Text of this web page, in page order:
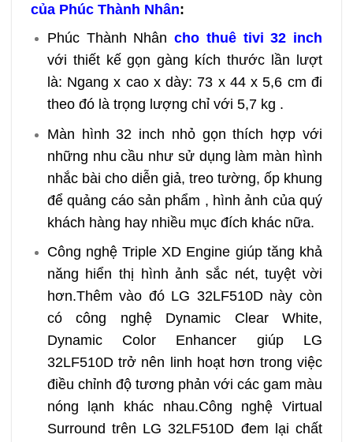
của Phúc Thành Nhân:
Phúc Thành Nhâncho thuê tivi 32 inch
với thiết kế gọn gàng kích thước lần lượt
là: Ngang x cao x dày: 73 x 44 x 5,6 cm đi
theo đó là trọng lượng chỉ với 5,7 kg .
Màn hình 32 inch nhỏ gọn thích hợp với
những nhu cầu như sử dụng làm màn hình
nhắc bài cho diễn giả, treo tường, ốp khung
để quảng cáo sản phẩm , hình ảnh của quý
khách hàng hay nhiều mục đích khác nữa.
Công nghệ Triple XD Engine giúp tăng khả
năng hiển thị hình ảnh sắc nét, tuyệt vời
hơn.Thêm vào đó LG 32LF510D này còn
có công nghệ Dynamic Clear White,
Dynamic Color Enhancer giúp LG
32LF510D trở nên linh hoạt hơn trong việc
điều chỉnh độ tương phản với các gam màu
nóng lạnh khác nhau.Công nghệ Virtual
Surround trên LG 32LF510D đem lại chất